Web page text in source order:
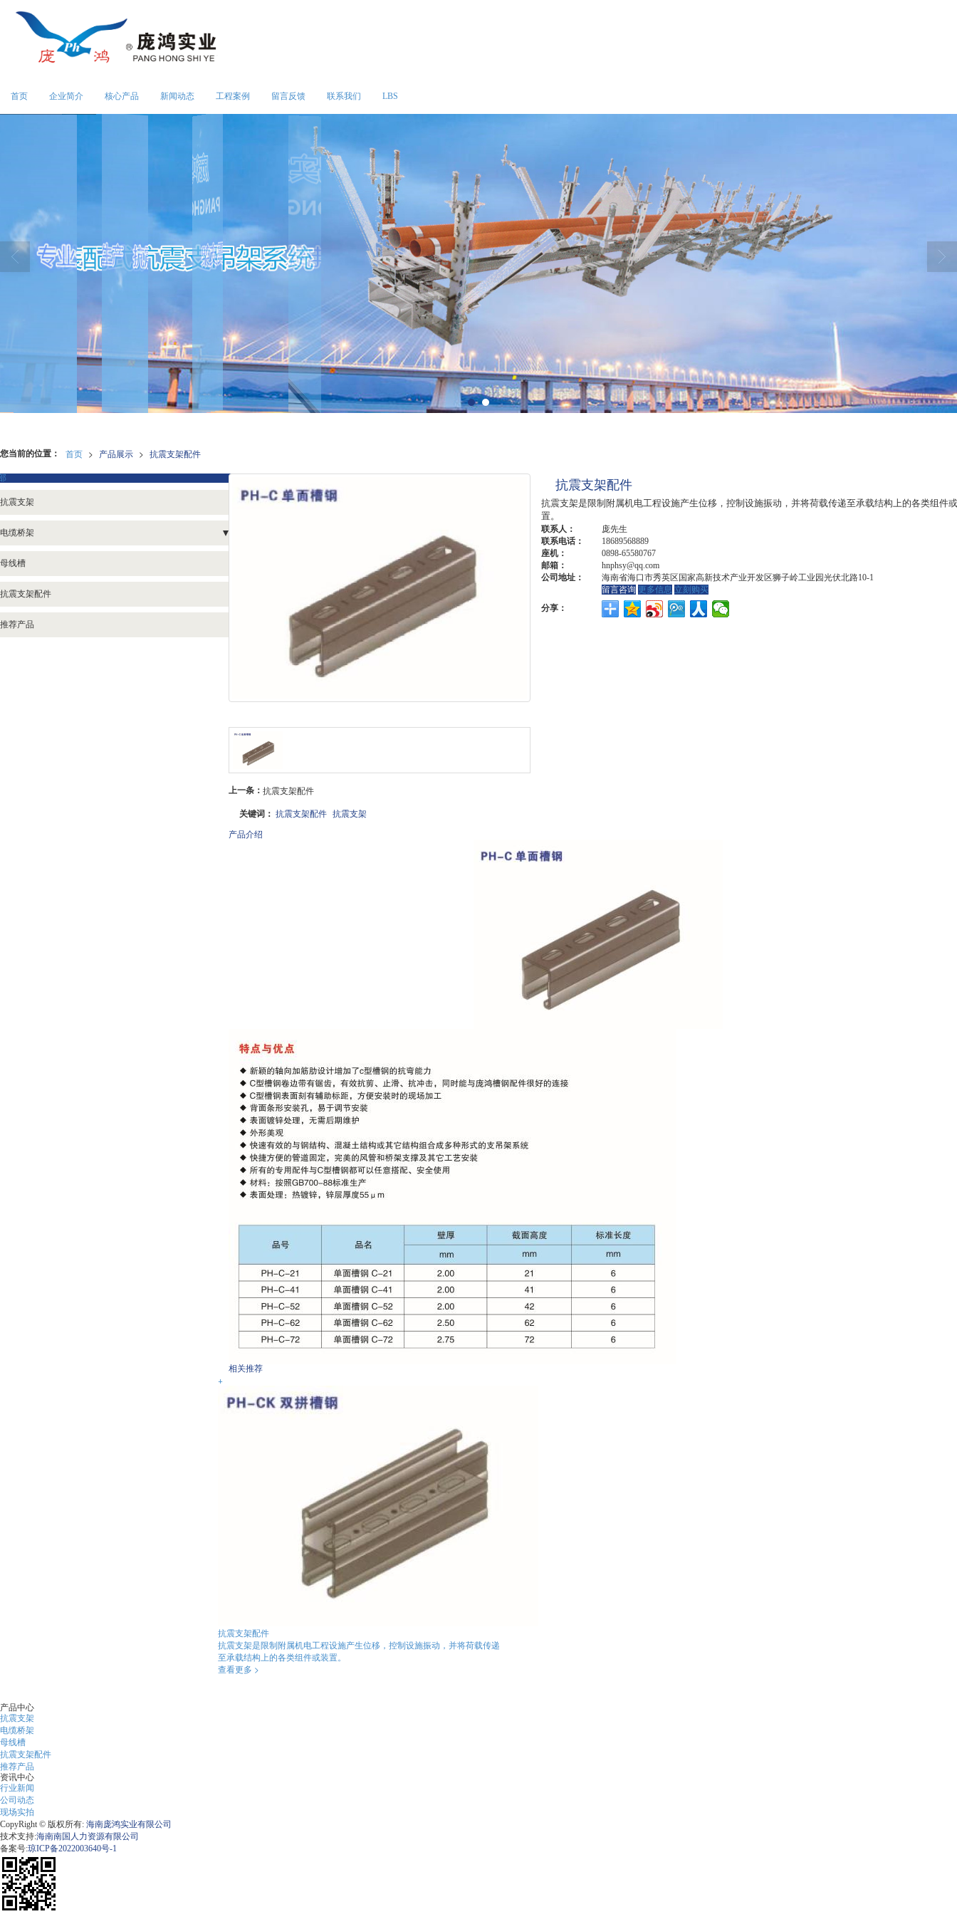
首页 企业简介 核心产品 新闻动态 工程案例 留言反馈 联系我们 LBS
您当前的位置： 首页 > 产品展示 > 抗震支架配件
抗震支架配件
抗震支架是限制附属机电工程设施产生位移，控制设施振动，并将荷载传递至承载结构上的各类组件
置。
联系人：
庞先生
联系电话：
18689568889
座机：
0898-65580767
邮箱：
hnphsy@qq.com
公司地址：
海南省海口市秀英区国家高新技术产业开发区狮子岭工业园光伏北路10-1
留言咨询 更多信息 立刻购买
分享：
上一条： 抗震支架配件
关键词： 抗震支架配件 抗震支架
产品介绍
相关推荐
+
抗震支架配件
抗震支架是限制附属机电工程设施产生位移，控制设施振动，并将荷载传递
至承载结构上的各类组件或装置。
查看更多 >
抗震支架
电缆桥架
电缆桥架
托盘式桥架
铝合金桥架
母线槽
抗震支架配件
推荐产品
产品中心
抗震支架
电缆桥架
母线槽
抗震支架配件
推荐产品
资讯中心
行业新闻
公司动态
现场实拍
CopyRight © 版权所有: 海南庞鸿实业有限公司
技术支持:海南南国人力资源有限公司
备案号:琼ICP备2022003640号-1